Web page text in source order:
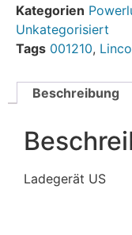
Kategorien
Unkategorisiert
Tags 001210,
Beschreibung
Ladegerät US